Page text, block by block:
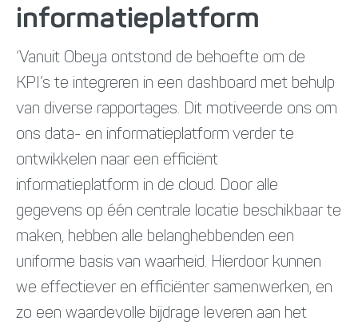
informatieplatform
‘Vanuit Obeya ontstond de behoefte om de
KPI’s te integreren in een dashboard met behulp
van diverse rapportages. Dit motiveerde ons om
ons data- en informatieplatform verder te
ontwikkelen naar een efficiënt
informatieplatform in de cloud. Door alle
gegevens op één centrale locatie beschikbaar te
maken, hebben alle belanghebbenden een
uniforme basis van waarheid. Hierdoor kunnen
we effectiever en efficiënter samenwerken, en
zo een waardevolle bijdrage leveren aan het